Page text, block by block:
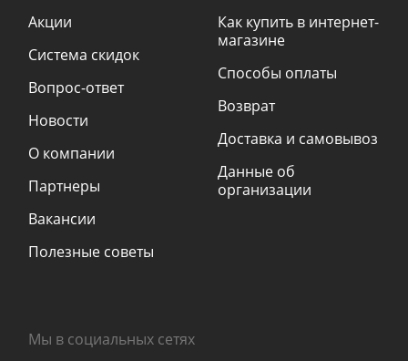
Акции
Система скидок
Вопрос-ответ
Новости
О компании
Партнеры
Вакансии
Полезные советы
Как купить в интернет-
магазине
Способы оплаты
Возврат
Доставка и самовывоз
Данные об
организации
Мы в социальных сетях